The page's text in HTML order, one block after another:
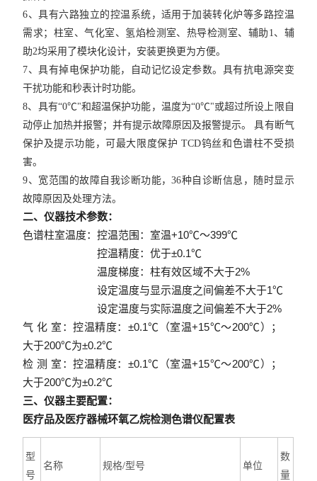
6、具有六路独立的控温系统， 适用于加装转化炉等多路控温
需求； 柱室、气化室、氢焰检测室、热导检测室、辅助 1、辅
助2均采用了模块化设计， 安装更换更为方便。
7、具有掉电保护功能，自动记忆设定参数。具有抗电源突变
干扰功能和秒表计时功能。
8、具有“0℃"和超温保护功能，温度为“0℃"或超过所设上限自
动停止加热并报警；并有提示故障原因及报警提示。
具有断气
保护及提示功能，可最大限度保护 TCD钨丝和色谱柱不受损
害。
9、宽范围的故障自我诊断功能，36种自诊断信息，随时显示
故障原因及处理方法。
二、仪器技术参数：
色谱柱室温度：控温范围：室温+10℃～399℃
控温精度：优于±0.1℃
温度梯度：柱有效区域不大于2%
设定温度与显示温度之间偏差不大于1℃
设定温度与实际温度之间偏差不大于2%
气 化 室：控温精度：±0.1℃（室温+15℃～200℃）；
大于200℃为±0.2℃
检 测 室：控温精度：±0.1℃（室温+15℃～200℃）；
大于200℃为±0.2℃
三、仪器主要配置：
医疗品及医疗器械环氧乙烷检测色谱仪配置表
型
号
名称 规格/型号 单位
数
量